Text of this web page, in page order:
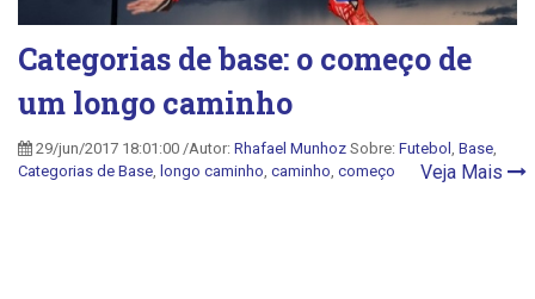
Categorias de base: o começo de
um longo caminho
29/jun/2017 18:01:00 /Autor: Rhafael Munhoz Sobre: Futebol Base
Categorias de Base longo caminho caminho começo Veja Mais